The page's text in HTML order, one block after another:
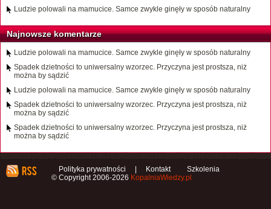
Ludzie polowali na mamucice. Samce zwykle ginęły w sposób naturalny
Najnowsze komentarze
Ludzie polowali na mamucice. Samce zwykle ginęły w sposób naturalny
Spadek dzietności to uniwersalny wzorzec. Przyczyna jest prostsza, niż
można by sądzić
Ludzie polowali na mamucice. Samce zwykle ginęły w sposób naturalny
Spadek dzietności to uniwersalny wzorzec. Przyczyna jest prostsza, niż
można by sądzić
Spadek dzietności to uniwersalny wzorzec. Przyczyna jest prostsza, niż
można by sądzić
Polityka prywatności Kontakt
Szkolenia
© Copyright 2006-2026 KopalniaWiedzy.pl